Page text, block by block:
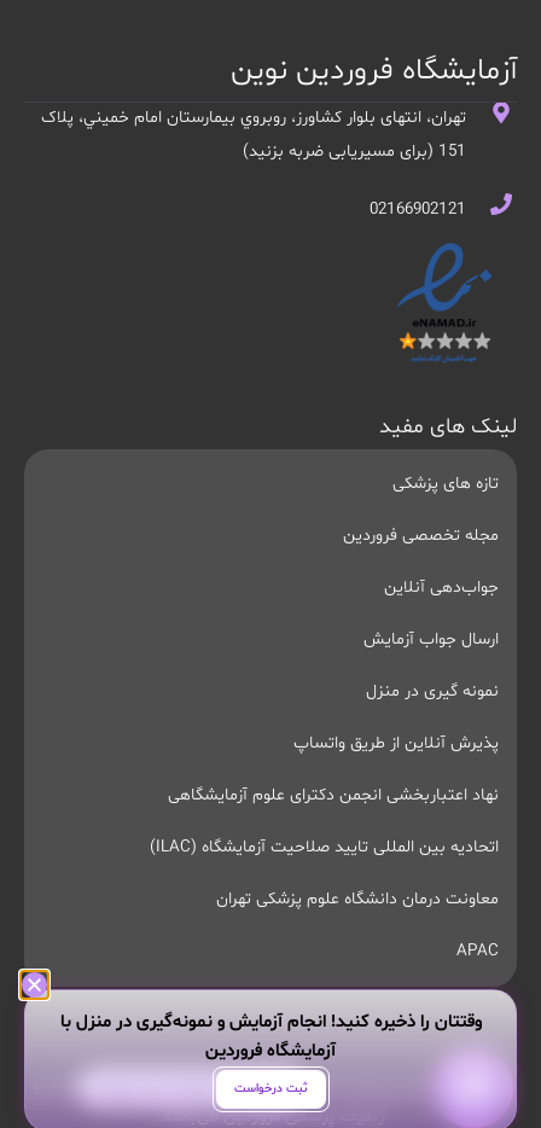
هر سوالی داری از من بپرس!
آزمایشگاه فروردین نوین
تهران، انتهای بلوار کشاورز، روبروي بيمارستان امام خميني، پلاک
151 (برای مسیریابی ضربه بزنید)
02166902121
لینک های مفید
تازه های پزشکی
مجله تخصصی فروردین
جواب‌دهی آنلاین
ارسال جواب آزمایش
نمونه گیری در منزل
پذیرش آنلاین از طریق واتساپ
نهاد اعتباربخشی انجمن دکترای علوم آزمایشگاهی
اتحادیه بین المللی تایید صلاحیت آزمایشگاه (ILAC)
معاونت درمان دانشگاه علوم پزشکی تهران
APAC
تمام حقوق این وبسایت محفوظ و مربوط به آزمایشگاه پاتوبیولوژی و
ژنتیک پزشکی فروردین می‌باشد.
وقتتان را ذخیره کنید! انجام آزمایش و نمونه‌گیری در منزل با
آزمایشگاه فروردین
ثبت درخواست